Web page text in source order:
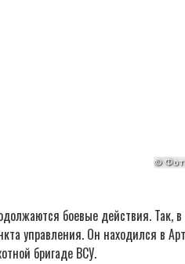
боевые действия. Так,
управления. Он находился в
бригаде ВСУ.